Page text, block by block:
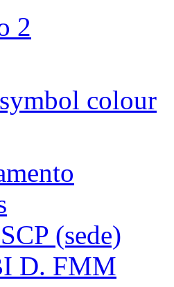
(sede)
D. FMM